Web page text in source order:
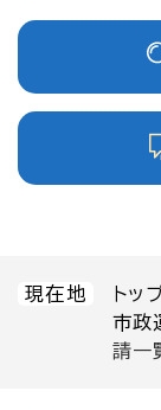
現在地 トッ
市政
請一